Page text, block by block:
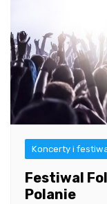
Koncerty i
Festiwal
Polanie